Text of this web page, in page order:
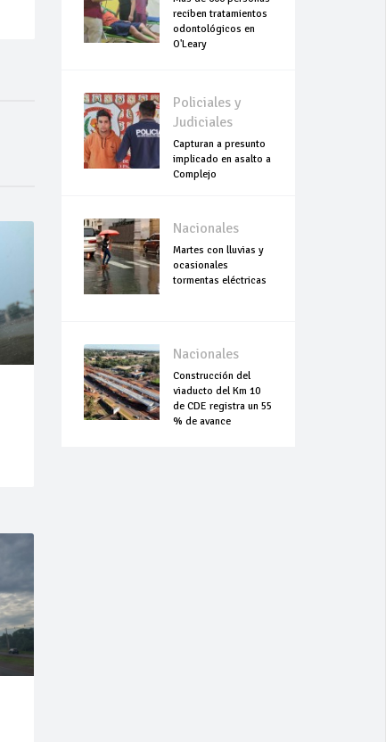
reciben tratamientos
odontológicos en
O'Leary
Policiales y
Judiciales
Capturan a presunto
implicado en asalto a
Complejo
Nacionales
Martes con lluvias y
ocasionales
tormentas eléctricas
Nacionales
Construcción del
viaducto del Km 10
de CDE registra un 55
% de avance